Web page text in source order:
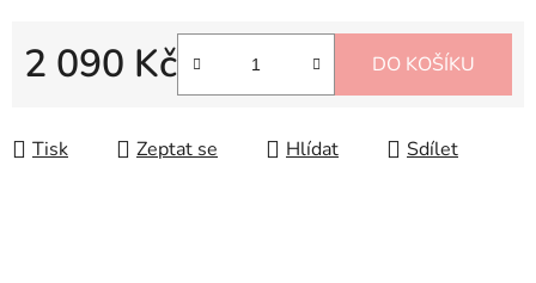
2 090 Kč DO KOŠÍKU
Tisk Zeptat se Hlídat Sdílet